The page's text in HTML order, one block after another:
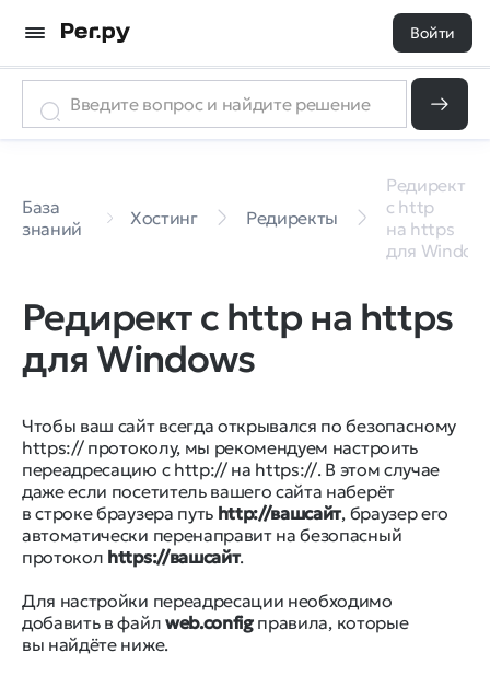
Войти
База
знаний
Хостинг Редиректы
Редирект
с http
на https
для
Редирект с http на https
для Windows
Чтобы ваш сайт всегда открывался по безопасному
https:// протоколу, мы рекомендуем настроить
переадресацию c http:// на https://. В этом случае
даже если посетитель вашего сайта наберёт
в строке браузера путь http://вашсайт, браузер его
автоматически перенаправит на безопасный
протокол https://вашсайт.
Для настройки переадресации необходимо
добавить в файл web.configправила, которые
вы найдёте ниже.